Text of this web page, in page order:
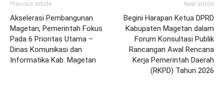
Previous article
Akselerasi Pembangunan
Magetan, Pemerintah Fokus
Pada 6 Prioritas Utama –
Dinas Komunikasi dan
Informatika Kab. Magetan
Next article
Begini Harapan Ketua DPRD
Kabupaten Magetan dalam
Forum Konsultasi Publik
Rancangan Awal Rencana
Kerja Pemerintah Daerah
(RKPD) Tahun 2026